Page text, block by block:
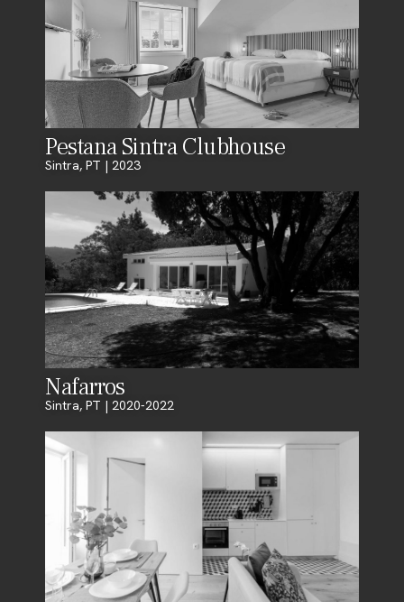
Pestana Sintra Clubhouse
Sintra, PT | 2023
Nafarros
Sintra, PT | 2020-2022